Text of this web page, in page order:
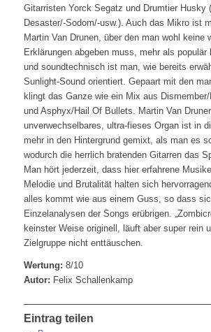
Gitarristen Yorck Segatz und Drumtier Husky
Desaster/-Sodom/-usw.). Auch das Mikro ist
Martin Van Drunen, über den man wohl keine
Erklärungen abgeben muss, mehr als
und soundtechnisch ist man, wie bereits
Sunlight-Sound orientiert. Gepaart mit den
klingt das Ganze wie ein Mix aus
und Asphyx/Hail Of Bullets. Martin Van
unverwechselbares, ultra-fieses Organ ist in
mehr in den Hintergrund gemixt, als man es
wodurch die herrlich bratenden Gitarren das
Man hört jederzeit, dass hier erfahrene
Melodie und Brutalität halten sich
alles kommt wie aus einem Guss, so dass
Einzelanalysen der Songs erübrigen.
keinster Weise originell, läuft aber super rein
Zielgruppe nicht enttäuschen.
Wertung: 8/10
Autor: Felix Schallenkamp
Eintrag teilen